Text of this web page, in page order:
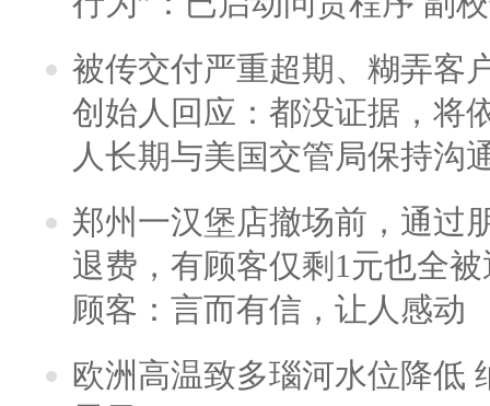
被传交付严重超期、糊弄客
创始人回应：都没证据，将
人长期与美国交管局保持沟
郑州一汉堡店撤场前，通过
退费，有顾客仅剩1元也全
顾客：言而有信，让人感动
欧洲高温致多瑙河水位降低